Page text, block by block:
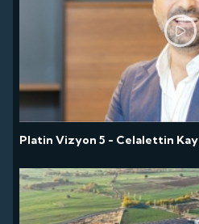
Platin Vizyon 5 - Celalettin